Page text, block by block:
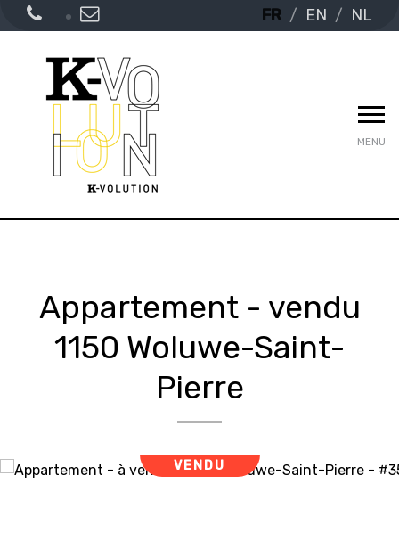
FR EN NL
MENU
Appartement - vendu
1150 Woluwe-Saint-
Pierre
VENDU